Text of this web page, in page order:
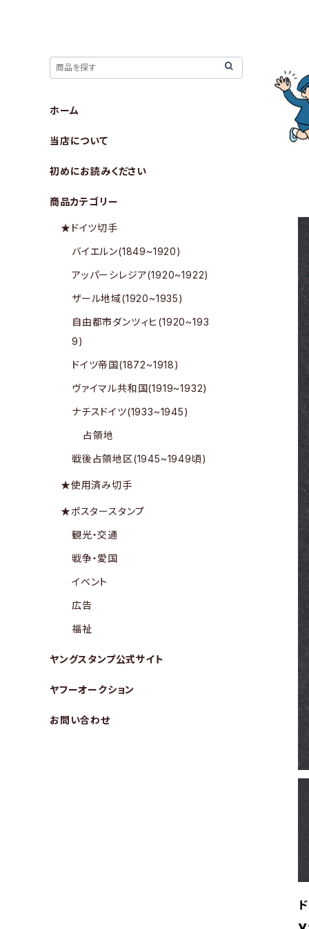
ホーム
当店について
初めにお読みください
商品カテゴリー
★ドイツ切手
バイエルン(1849~1920)
アッパーシレジア(1920~1922)
ザール地域(1920~1935)
自由都市ダンツィヒ(1920~193
9)
ドイツ帝国(1872~1918)
ヴァイマル共和国(1919~1932)
ナチスドイツ(1933~1945)
占領地
戦後占領地区(1945~1949頃)
★使用済み切手
★ポスタースタンプ
観光・交通
戦争・愛国
イベント
広告
福祉
ヤングスタンプ公式サイト
ヤフーオークション
お問い合わせ